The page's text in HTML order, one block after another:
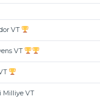
VT
VT
Milliye VT